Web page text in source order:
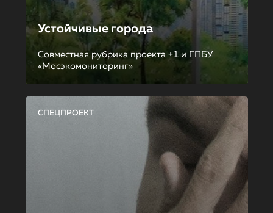
Устойчивые города
Совместная рубрика проекта +1 и ГПБУ
«Мосэкомониторинг»
СПЕЦПРОЕКТ